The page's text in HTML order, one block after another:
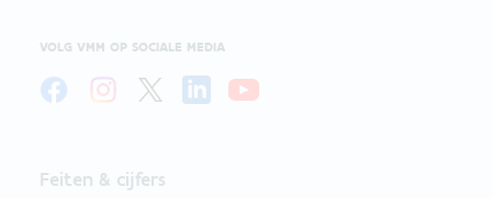
VOLG VMM OP SOCIALE MEDIA
Feiten & cijfers